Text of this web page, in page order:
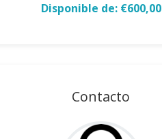
Disponible de: €600,00
Contacto